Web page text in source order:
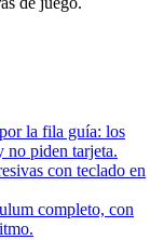
la fila guía: los
no piden tarjeta.
con teclado en
completo, con